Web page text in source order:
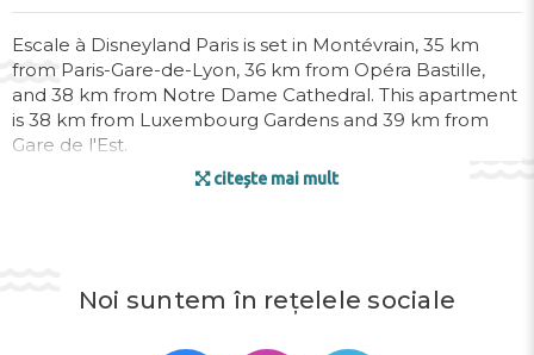
Escale à Disneyland Paris is set in Montévrain, 35 km
from Paris-Gare-de-Lyon, 36 km from Opéra Bastille,
and 38 km from Notre Dame Cathedral. This apartment
is 38 km from Luxembourg Gardens and 39 km from
Gare de l'Est.
This apartment comes with 1 bedroom, a flat-screen TV,
Pompidou Centre is 38 km away. The nearest airport is
Paris - Charles de Gaulle Airport, 26 km from Escale à
citește mai mult
Noi suntem în rețelele sociale